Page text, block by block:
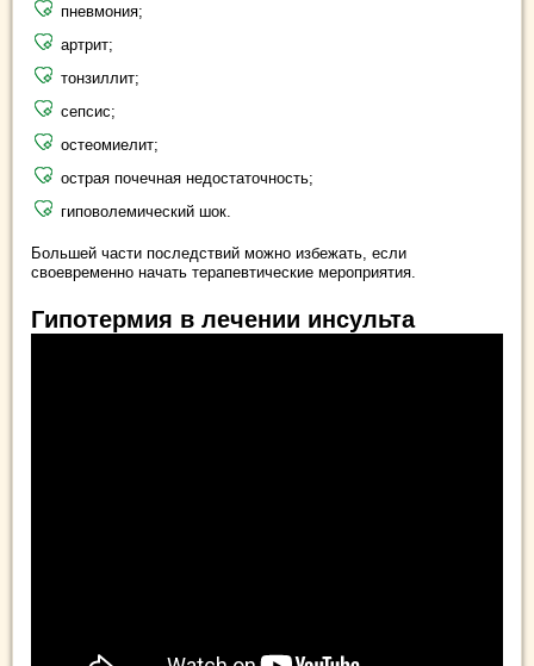
пневмония;
артрит;
тонзиллит;
сепсис;
остеомиелит;
острая почечная недостаточность;
гиповолемический шок.
Большей части последствий можно избежать, если
своевременно начать терапевтические мероприятия.
Гипотермия в лечении инсульта